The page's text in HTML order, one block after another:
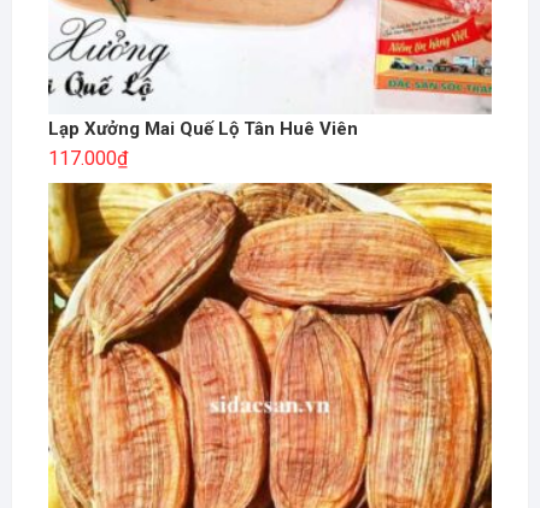
Lạp Xưởng Mai Quế Lộ Tân Huê Viên
117.000₫